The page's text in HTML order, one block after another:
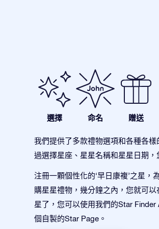
選擇 命名 贈送
我們提供了多款禮物選項和各種各
過選擇星座、星星名稱和星星日期
注冊一顆個性化的‘早日康複’之星
購星星禮物，幾分鐘之內，您就可
星了，您可以使用我們的Star
個自製的Star Page。